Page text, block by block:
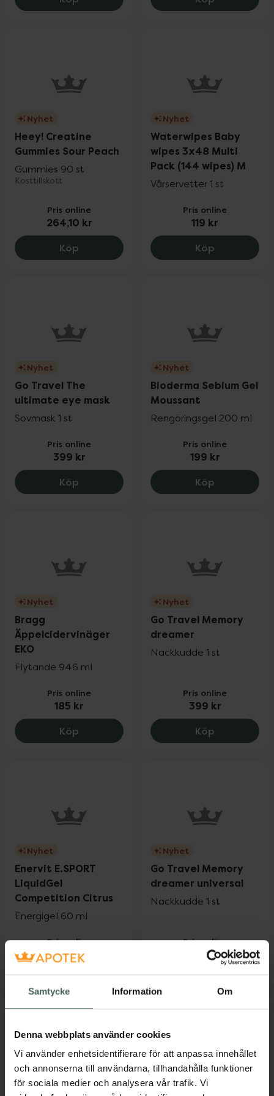
Samtycke Information Om
Denna webbplats använder cookies
Vi använder enhetsidentifierare för att anpassa innehållet
och annonserna till användarna, tillhandahålla funktioner
för sociala medier och analysera vår trafik. Vi
Nyhet
Heey! Creatine
Gummies Sour Peach
Gummies 90 st
Kosttillskott
Pris online
264,10 kr
Köp Heey! Creatine Gummies Sour Peach,
Nyhet
Waterwipes Baby
wipes 3x48 Multi
Pack (144 wipes) M
Vårservetter 1 st
Pris online
119 kr
Köp
Nyhet
Go Travel The
ultimate eye mask
Sovmask 1 st
Pris online
399 kr
Köp Go Travel The ultimate eye mask, 399
Nyhet
Bioderma Sebium Gel
Moussant
Rengöringsgel 200 ml
Pris online
199 kr
Köp Bioderma
Nyhet
Bragg
Äppelcidervinäger
EKO
Flytande 946 ml
Pris online
185 kr
Köp Bragg Äppelcidervinäger EKO, 185 kr.
Nyhet
Go Travel Memory
dreamer
Nackkudde 1 st
Pris online
399 kr
Köp Go Travel
Nyhet
Enervit E.SPORT
LiquidGel
Competition Citrus
Energigel 60 ml
Pris online
39 kr
Enervit E.SPORT LiquidGel
Nyhet
Go Travel Memory
dreamer universal
Nackkudde 1 st
Pris online
289 kr
Go Travel